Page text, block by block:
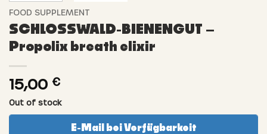
FOOD SUPPLEMENT
SCHLOSSWALD-BIENENGUT –
Propolix breath elixir
15,00 €
Out of stock
E-Mail bei Verfügbarkeit